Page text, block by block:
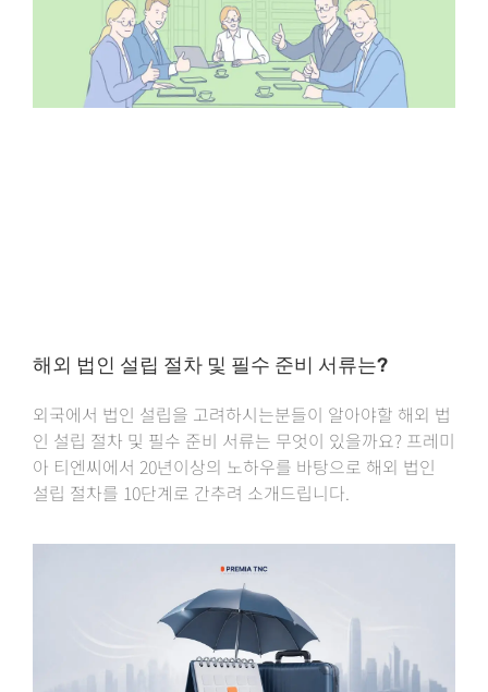
해외 법인 설립 절차 및 필수 준비 서류는?
외국에서 법인 설립을 고려하시는분들이 알아야할 해외 법
인 설립 절차 및 필수 준비 서류는 무엇이 있을까요? 프레미
아 티엔씨에서 20년이상의 노하우를 바탕으로 해외 법인
설립 절차를 10단계로 간추려 소개드립니다.